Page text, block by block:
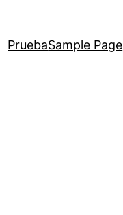
PruebaSample Page